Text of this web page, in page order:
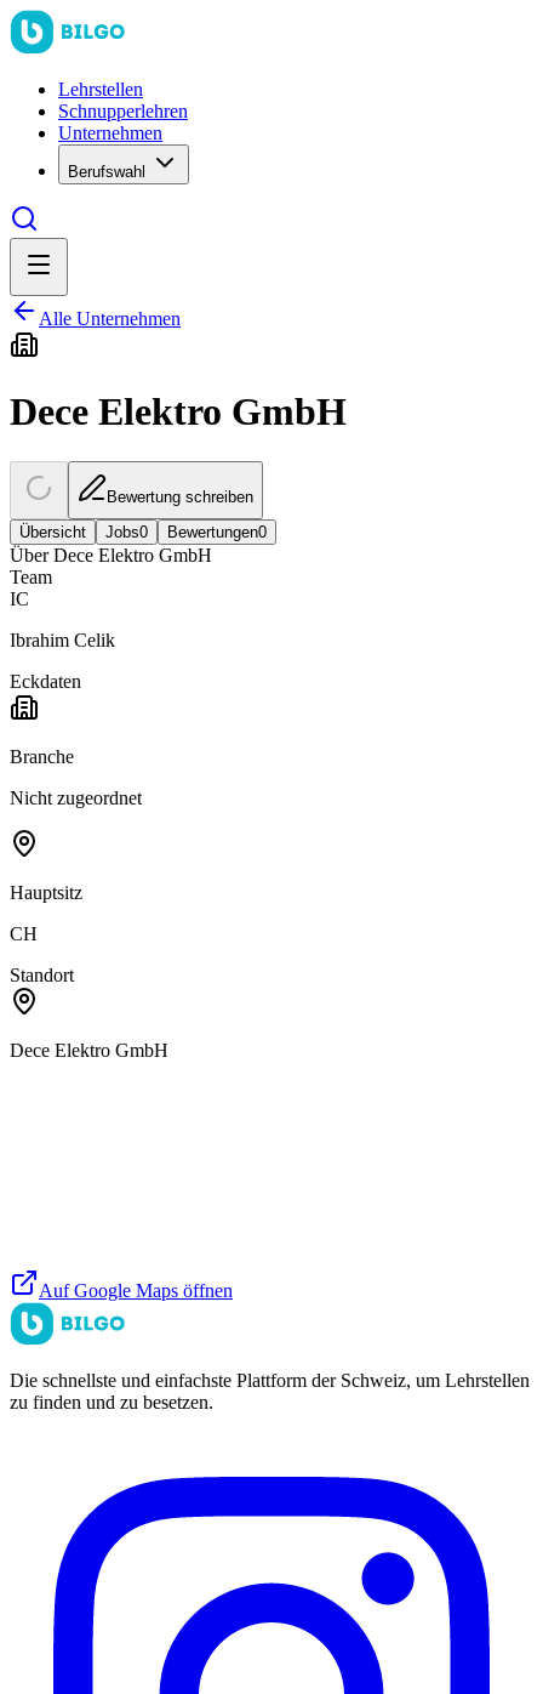
Lehrstellen
Schnupperlehren
Unternehmen
Berufswahl
Alle Unternehmen
Dece Elektro GmbH
Bewertung schreiben
Übersicht
Jobs0 Bewertungen0
ÜberDece Elektro GmbH
Team
IC
Ibrahim Celik
Eckdaten
Branche
Nicht zugeordnet
Hauptsitz
CH
Standort
Dece Elektro GmbH
Auf Google Maps öffnen
Die schnellste und einfachste Plattform der Schweiz, um Lehrstellen
zu finden und zu besetzen.